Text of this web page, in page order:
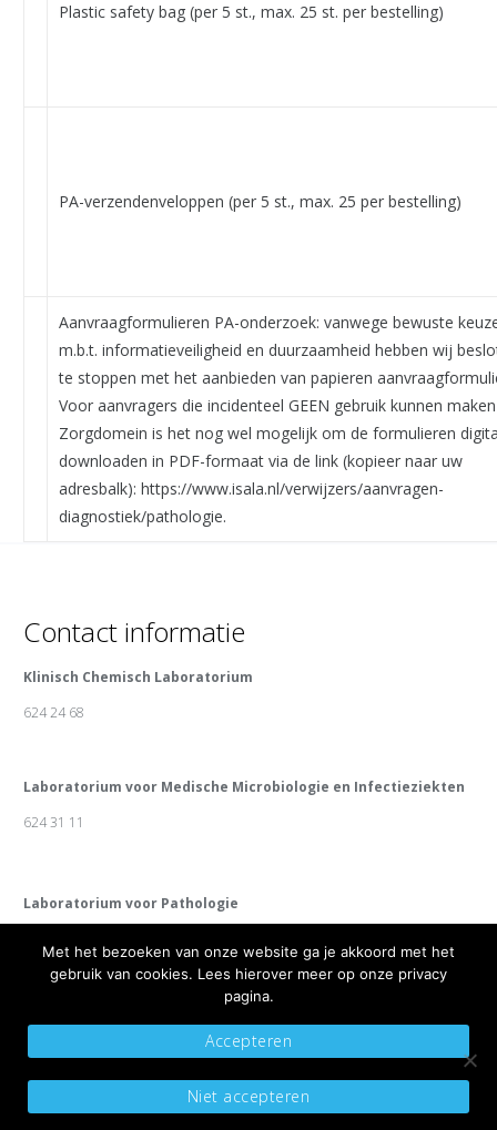
Plastic safety bag (per 5 st., max. 25 st. per bestelling)
PA-verzendenveloppen (per 5 st., max. 25 per bestelling)
Aanvraagformulieren PA-onderzoek: vanwege bewuste
m.b.t. informatieveiligheid en duurzaamheid hebben wij
te stoppen met het aanbieden van papieren
Voor aanvragers die incidenteel GEEN gebruik kunnen
Zorgdomein is het nog wel mogelijk om de formulieren
downloaden in PDF-formaat via de link (kopieer naar uw
adresbalk): https://www.isala.nl/verwijzers/aanvragen-
diagnostiek/pathologie.
Contact informatie
Klinisch Chemisch Laboratorium
624 24 68
Laboratorium voor Medische Microbiologie en Infectieziekten
624 31 11
Laboratorium voor Pathologie
Copyright 2019 DiagnosepuntAlgemene voorwaarden
Sitemap
Ontwikkeld door Best4u Group B.V.
Met het bezoeken van onze website ga je akkoord met het
gebruik van cookies. Lees hierover meer op onze privacy
pagina.
Accepteren
Niet accepteren